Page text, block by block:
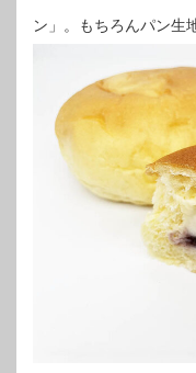
ン」。もちろんパン生